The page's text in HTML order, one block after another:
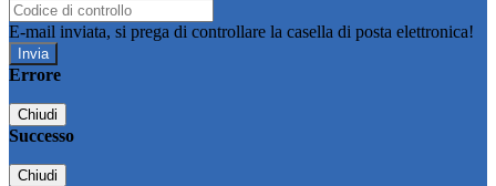
E-mail inviata, si prega di controllare la casella di posta elettronica!
Errore
Chiudi
Successo
Chiudi